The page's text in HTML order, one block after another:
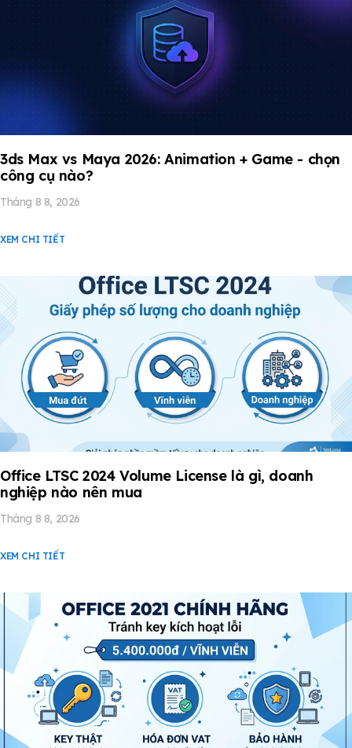
3ds Max vs Maya 2026: Animation + Game - chọn
công cụ nào?
Tháng 8 8, 2026
XEM CHI TIẾT
Office LTSC 2024 Volume License là gì, doanh
nghiệp nào nên mua
Tháng 8 8, 2026
XEM CHI TIẾT